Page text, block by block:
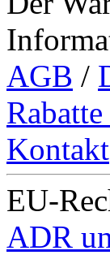
AGB /
Kontakt
EU-
ADR